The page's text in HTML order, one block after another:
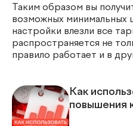
Таким образом вы
возможных минимальных
настройки влезли все
распространяется не
правило работает и в
Как
повышения